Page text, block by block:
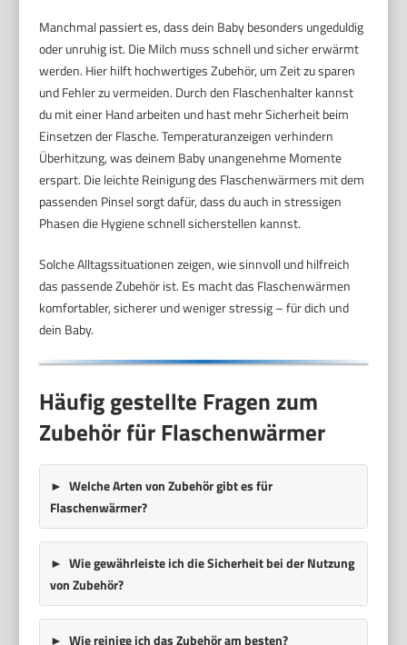
Manchmal passiert es, dass dein Baby besonders ungeduldig
oder unruhig ist. Die Milch muss schnell und sicher erwärmt
werden. Hier hilft hochwertiges Zubehör, um Zeit zu sparen
und Fehler zu vermeiden. Durch den Flaschenhalter kannst
du mit einer Hand arbeiten und hast mehr Sicherheit beim
Einsetzen der Flasche. Temperaturanzeigen verhindern
Überhitzung, was deinem Baby unangenehme Momente
erspart. Die leichte Reinigung des Flaschenwärmers mit dem
passenden Pinsel sorgt dafür, dass du auch in stressigen
Phasen die Hygiene schnell sicherstellen kannst.
Solche Alltagssituationen zeigen, wie sinnvoll und hilfreich
das passende Zubehör ist. Es macht das Flaschenwärmen
komfortabler, sicherer und weniger stressig – für dich und
dein Baby.
Häufig gestellte Fragen zum
Zubehör für Flaschenwärmer
Welche Arten von Zubehör gibt es für
Flaschenwärmer?
Wie gewährleiste ich die Sicherheit bei der Nutzung
von Zubehör?
Wie reinige ich das Zubehör am besten?